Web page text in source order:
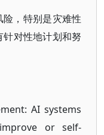
，特别是灾难性
对性地计划和努
AI systems
or self-